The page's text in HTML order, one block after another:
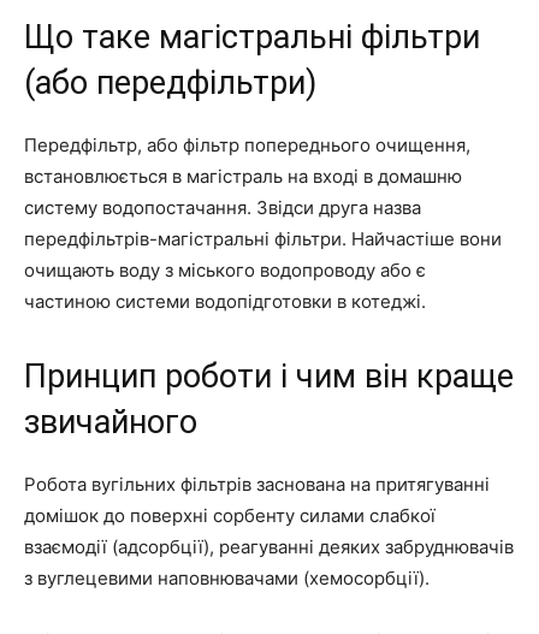
Що таке магістральні фільтри
(або передфільтри)
Передфільтр, або фільтр попереднього очищення,
встановлюється в магістраль на вході в домашню
систему водопостачання. Звідси друга назва
передфільтрів-магістральні фільтри. Найчастіше вони
очищають воду з міського водопроводу або є
частиною системи водопідготовки в котеджі.
Принцип роботи і чим він краще
звичайного
Робота вугільних фільтрів заснована на притягуванні
домішок до поверхні сорбенту силами слабкої
взаємодії (адсорбції), реагуванні деяких забруднювачів
з вуглецевими наповнювачами (хемосорбції).